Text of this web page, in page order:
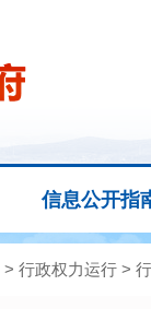
信息公开指
> 行政权力运行 >